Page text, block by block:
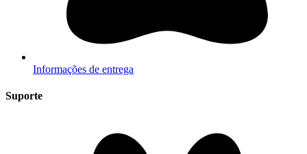
Informações de entrega
Suporte